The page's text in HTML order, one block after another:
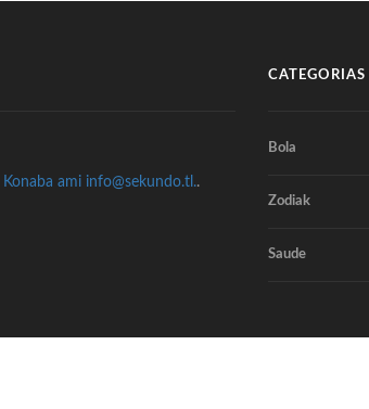
Konaba ami info@sekundo.tl..
Bola
Zodiak
Saude